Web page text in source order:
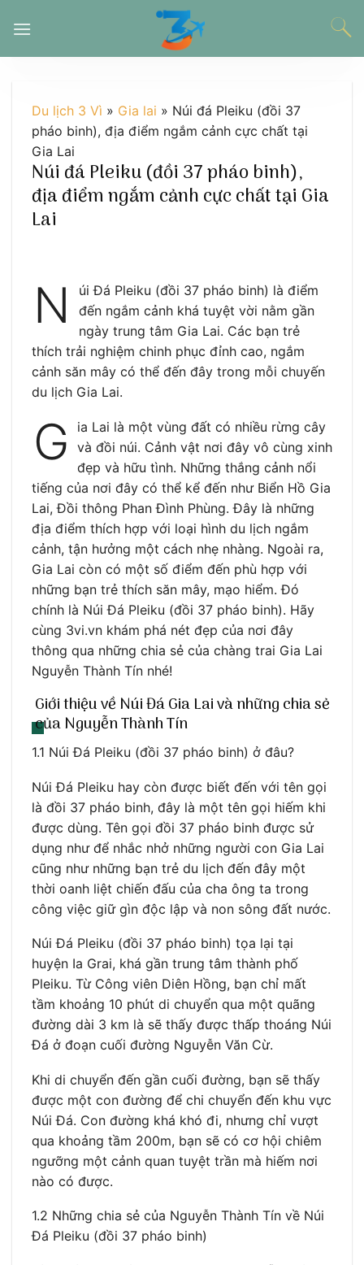
đến
Du lịch 3 Vì » Gia lai » Núi đá Pleiku (đồi 37
pháo binh), địa điểm ngắm cảnh cực chất tại
Gia Lai
Núi đá Pleiku (đồi 37 pháo binh),
địa điểm ngắm cảnh cực chất tại Gia
Lai
N
úi Đá Pleiku (đồi 37 pháo binh) là điểm
đến ngắm cảnh khá tuyệt vời nằm gần
ngày trung tâm Gia Lai. Các bạn trẻ
thích trải nghiệm chinh phục đỉnh cao, ngắm
cảnh săn mây có thể đến đây trong mỗi chuyến
du lịch Gia Lai.
G
ia Lai là một vùng đất có nhiều rừng cây
và đồi núi. Cảnh vật nơi đây vô cùng xinh
đẹp và hữu tình. Những thắng cảnh nổi
tiếng của nơi đây có thể kể đến như Biển Hồ Gia
Lai, Đồi thông Phan Đình Phùng. Đây là những
địa điểm thích hợp với loại hình du lịch ngắm
cảnh, tận hưởng một cách nhẹ nhàng. Ngoài ra,
Gia Lai còn có một số điểm đến phù hợp với
những bạn trẻ thích săn mây, mạo hiểm. Đó
chính là Núi Đá Pleiku (đồi 37 pháo binh). Hãy
cùng 3vi.vn khám phá nét đẹp của nơi đây
thông qua những chia sẻ của chàng trai Gia Lai
Nguyễn Thành Tín nhé!
Giới thiệu về Núi Đá Gia Lai và những chia sẻ
của Nguyễn Thành Tín
1.1 Núi Đá Pleiku (đồi 37 pháo binh) ở đâu?
Núi Đá Pleiku hay còn được biết đến với tên gọi
là đồi 37 pháo binh, đây là một tên gọi hiếm khi
được dùng. Tên gọi đồi 37 pháo binh được sử
dụng như để nhắc nhở những người con Gia Lai
cũng như những bạn trẻ du lịch đến đây một
thời oanh liệt chiến đấu của cha ông ta trong
công việc giữ gìn độc lập và non sông đất nước.
Núi Đá Pleiku (đồi 37 pháo binh) tọa lại tại
huyện Ia Grai, khá gần trung tâm thành phố
Pleiku. Từ Công viên Diên Hồng, bạn chỉ mất
tầm khoảng 10 phút di chuyển qua một quãng
đường dài 3 km là sẽ thấy được thấp thoáng Núi
Đá ở đoạn cuối đường Nguyễn Văn Cừ.
Khi di chuyển đến gần cuối đường, bạn sẽ thấy
được một con đường để chi chuyển đến khu vực
Núi Đá. Con đường khá khó đi, nhưng chỉ vượt
qua khoảng tầm 200m, bạn sẽ có cơ hội chiêm
ngưỡng một cảnh quan tuyệt trần mà hiếm nơi
nào có được.
1.2 Những chia sẻ của Nguyễn Thành Tín về Núi
Đá Pleiku (đồi 37 pháo binh)